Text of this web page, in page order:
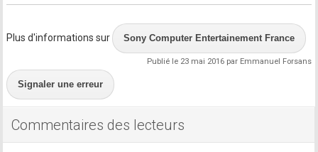
Plus d'informations sur Sony Computer Entertainement France
Publié le 23 mai 2016 par Emmanuel Forsans
Signaler une erreur
Commentaires des lecteurs